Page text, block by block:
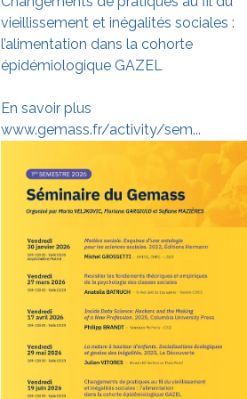
vieillissement et inégalités sociales :
l’alimentation dans la cohorte
épidémiologique GAZEL
En savoir plus
www.gemass.fr/activity/sem...